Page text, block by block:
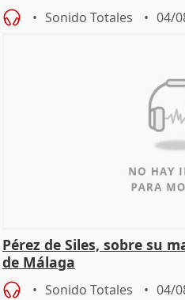
Sonido Totales 04/
Pérez de Siles, sobre su
de Málaga
Sonido Totales 04/